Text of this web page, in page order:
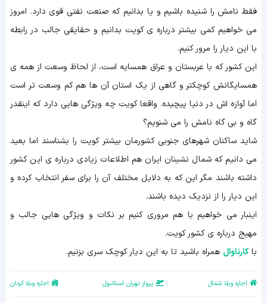
فقط نامش را شنیده باشیم و یا بدانیم که صنعت نفتی قوی دارد. امروز
می خواهیم کمی بیشتر درباره ی کویت بدانیم و حقایقی جالب در رابطه
با این دیار را مرور کنیم.
این کشور که با عربستان و عراق همسایه است، از لحاظ وسعت از همه ی
همسایگانش کوچکتر و گاهی از یک استان آن ها هم کم وسعت تر است
اما آوازه اش در دنیا پیچیده. واقعا کویت چه ویژگی هایی دارد که اینقدر
گاه و بی گاه نامش را می شنویم؟
شاید ساکنان شهرهای جنوبی کشورمان بیشتر کویت را بشناسند اما بعید
می دانیم که شمال نشینان ایران هم اطلاعات زیادی درباره ی این کشور
داشته باشند مگر این که به دلایل مختلف آن را برای سفر انتخاب کرده و
این دیار را از نزدیک دیده باشند.
اینبار می خواهیم با هم مروری کنیم بر نکات و ویژگی هایی جالب و
مهیج درباره ی کشور کویت.
باکارناوال همراه باشید تا به این دیار کوچک سری بزنیم.
اجاره ویلا شمال پرواز تهران استانبول اجاره ویلا کردان